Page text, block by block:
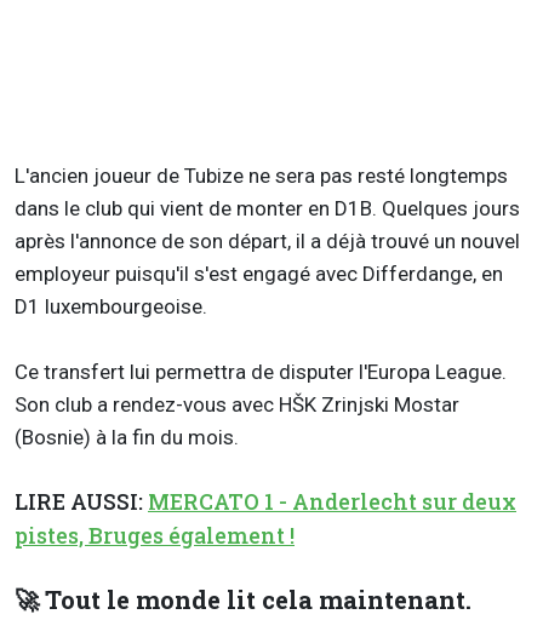
L'ancien joueur de Tubize ne sera pas resté longtemps
dans le club qui vient de monter en D1B. Quelques jours
après l'annonce de son départ, il a déjà trouvé un nouvel
employeur puisqu'il s'est engagé avec Differdange, en
D1 luxembourgeoise.
Ce transfert lui permettra de disputer l'Europa League.
Son club a rendez-vous avec HŠK Zrinjski Mostar
(Bosnie) à la fin du mois.
LIRE AUSSI: MERCATO 1 - Anderlecht sur deux
pistes, Bruges également !
🚀 Tout le monde lit cela maintenant.